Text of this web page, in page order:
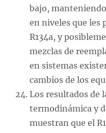
bajo,
en niveles que
R134a, y
mezclas de
en sistemas
cambios de los
Los resultados de
termodinámica y
muestran que el